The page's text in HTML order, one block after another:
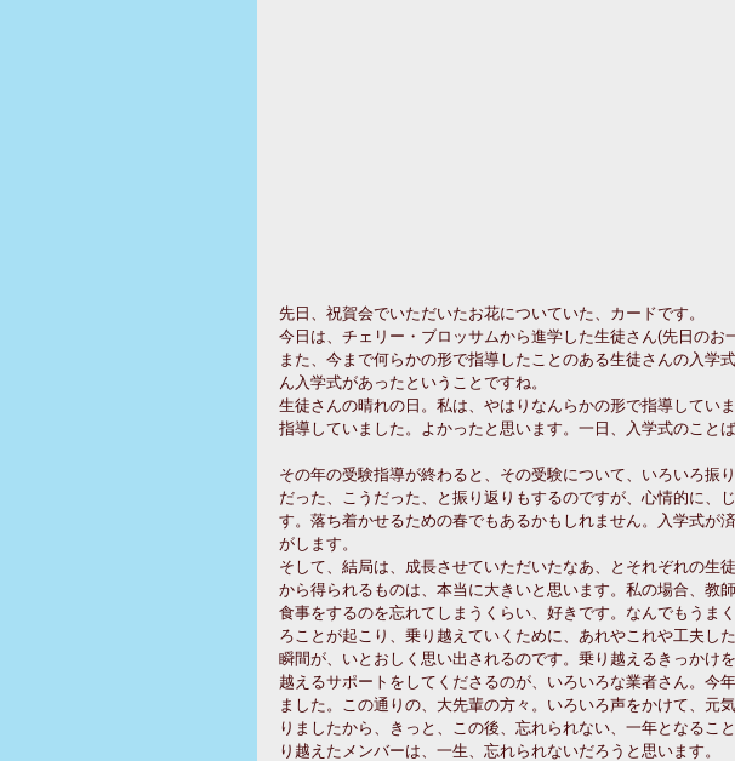
先日、祝賀会でいただいたお花についていた、カードです。
今日は、チェリー・ブロッサムから進学した生徒さん(先日のお
また、今まで何らかの形で指導したことのある生徒さんの入学
ん入学式があったということですね。
生徒さんの晴れの日。私は、やはりなんらかの形で指導してい
指導していました。よかったと思います。一日、入学式のこと
その年の受験指導が終わると、その受験について、いろいろ振
だった、こうだった、と振り返りもするのですが、心情的に、
す。落ち着かせるための春でもあるかもしれません。入学式が
がします。
そして、結局は、成長させていただいたなあ、とそれぞれの生
から得られるものは、本当に大きいと思います。私の場合、教
食事をするのを忘れてしまうくらい、好きです。なんでもうま
ろことが起こり、乗り越えていくために、あれやこれや工夫し
瞬間が、いとおしく思い出されるのです。乗り越えるきっかけ
越えるサポートをしてくださるのが、いろいろな業者さん。今
ました。この通りの、大先輩の方々。いろいろ声をかけて、元
りましたから、きっと、この後、忘れられない、一年となるこ
り越えたメンバーは、一生、忘れられないだろうと思います。